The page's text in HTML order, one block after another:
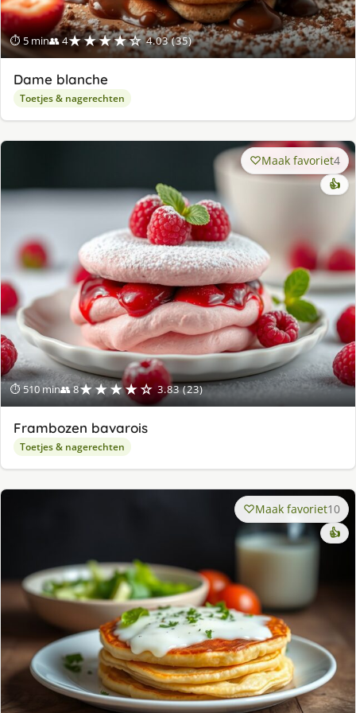
⏱ 5 min👥 4★★★★☆ 4.03 (35)
Dame blanche
Toetjes & nagerechten
⏱ 510 min👥 8★★★★☆ 3.83 (23)
Maak favoriet4
👍
Frambozen bavarois
Toetjes & nagerechten
Maak favoriet10
👍